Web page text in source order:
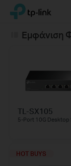
ClickTP-Link, Reliably
Εμφάνιση
TL-SX105
5-Port 10G Desktop
HOT BUYS